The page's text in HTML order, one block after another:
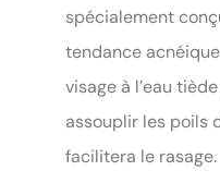
spécialement
tendance
visage à l’eau
assouplir les poils
facilitera le rasage.